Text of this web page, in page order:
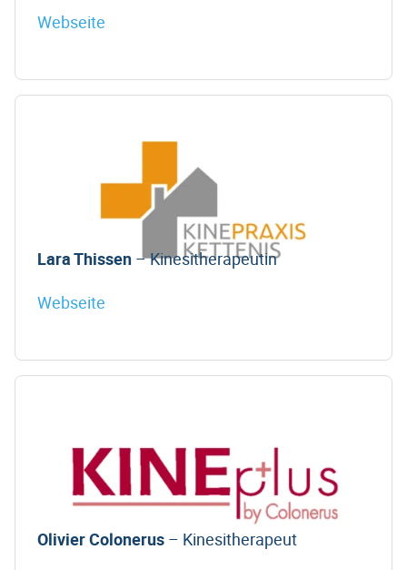
Webseite
Lara Thissen – Kinesitherapeutin
Webseite
Olivier Colonerus – Kinesitherapeut